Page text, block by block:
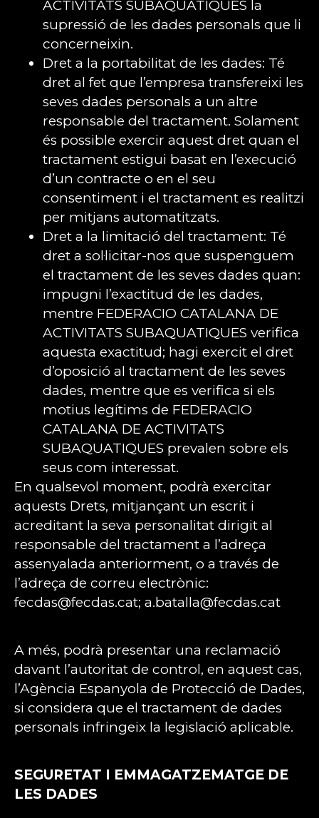
ACTIVITATS SUBAQUATIQUES la
supressió de les dades personals que li
concerneixin.
Dret a la portabilitat de les dades: Té
dret al fet que l’empresa transfereixi les
seves dades personals a un altre
responsable del tractament. Solament
és possible exercir aquest dret quan el
tractament estigui basat en l’execució
d’un contracte o en el seu
consentiment i el tractament es realitzi
per mitjans automatitzats.
Dret a la limitació del tractament: Té
dret a sol·licitar-nos que suspenguem
el tractament de les seves dades quan:
impugni l’exactitud de les dades,
mentre FEDERACIO CATALANA DE
ACTIVITATS SUBAQUATIQUES verifica
aquesta exactitud; hagi exercit el dret
d’oposició al tractament de les seves
dades, mentre que es verifica si els
motius legítims de FEDERACIO
CATALANA DE ACTIVITATS
SUBAQUATIQUES prevalen sobre els
seus com interessat.
En qualsevol moment, podrà exercitar
aquests Drets, mitjançant un escrit i
acreditant la seva personalitat dirigit al
responsable del tractament a l’adreça
assenyalada anteriorment, o a través de
l’adreça de correu electrònic:
fecdas@fecdas.cat; a.batalla@fecdas.cat
A més, podrà presentar una reclamació
davant l’autoritat de control, en aquest cas,
l’Agència Espanyola de Protecció de Dades,
si considera que el tractament de dades
personals infringeix la legislació aplicable.
SEGURETAT I EMMAGATZEMATGE DE
LES DADES